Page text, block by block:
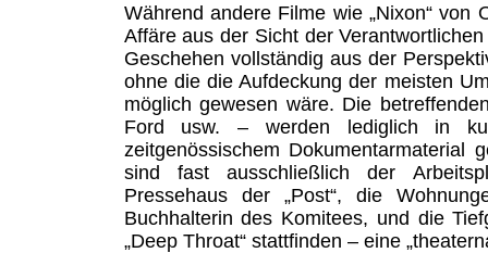
Während andere Filme wie „Nixon“ von
Affäre aus der Sicht der
Geschehen vollständig aus der
ohne die die Aufdeckung der meisten
möglich gewesen wäre. Die
Ford usw. – werden lediglich in
zeitgenössischem Dokumentarmaterial
sind fast ausschließlich der
Pressehaus der „Post“, die
Buchhalterin des Komitees, und die
„Deep Throat“ stattfinden – eine